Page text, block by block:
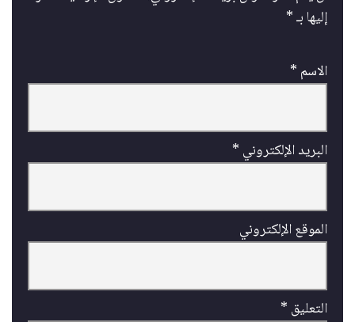
إليها بـ*
الاسم *
البريد الإلكتروني *
الموقع الإلكتروني
التعليق *